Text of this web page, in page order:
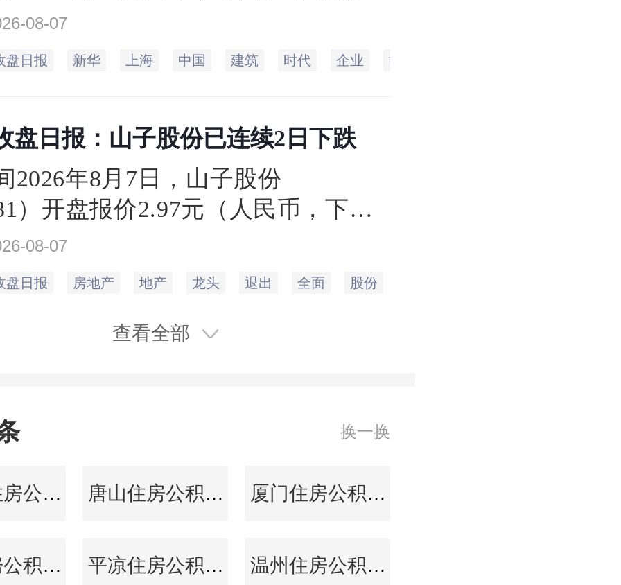
相比上一个交易日的收盘价14.75
1%。当日最高价14.9元，最低达
08-07
盘日报 新华 上海 中国 建筑 时代 企业 能源
盘日报：山子股份已连续2日下跌
2026年8月7日，山子股份
）开盘报价2.97元（人民币，下
盘于2.98元，相比上一个交易日的
元，下跌1%。当日最高价3元，
08-07
盘日报 房地产 地产 龙头 退出 全面 股份
查看全部
换一换
张家界住房公积金查询 唐山住房公积金查询 厦门住房公积金查询
湛江住房公积金查询 平凉住房公积金查询 温州住房公积金查询